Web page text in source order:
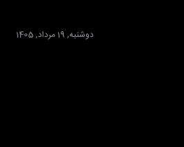
دوشنبه, 19 مرداد, 1405